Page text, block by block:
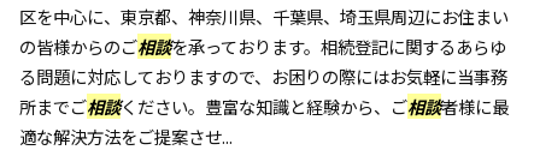
区を中心に、東京都、神奈川県、千葉県、埼玉県周辺にお住まい
の皆様からのご相談を承っております。相続登記に関するあらゆ
る問題に対応しておりますので、お困りの際にはお気軽に当事務
所までご相談ください。豊富な知識と経験から、ご相談者様に最
適な解決方法をご提案させ...